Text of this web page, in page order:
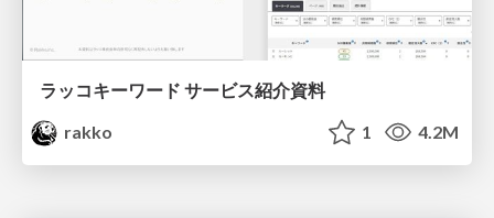
ラッコキーワード サービス紹介資料
rakko
1 4.2M